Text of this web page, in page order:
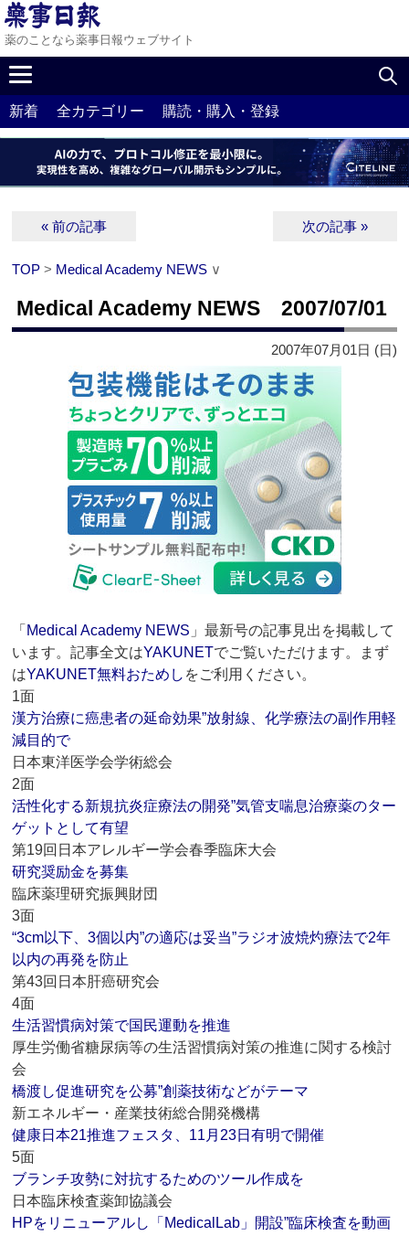
薬のことなら薬事日報ウェブサイト
新着 全カテゴリー 購読・購入・登録
« 前の記事 次の記事 »
TOP > Medical Academy NEWS ∨
Medical Academy NEWS 2007/07/01
2007年07月01日 (日)
「 Medical Academy NEWS 」最新号の記事見出を掲載して
います。記事全文はYAKUNETでご覧いただけます。まず
はYAKUNET無料おためし をご利用ください。
1面
漢方治療に癌患者の延命効果”放射線、化学療法の副作用軽
減目的で
日本東洋医学会学術総会
2面
活性化する新規抗炎症療法の開発”気管支喘息治療薬のター
ゲットとして有望
第19回日本アレルギー学会春季臨床大会
研究奨励金を募集
臨床薬理研究振興財団
3面
“3cm以下、3個以内”の適応は妥当”ラジオ波焼灼療法で2年
以内の再発を防止
第43回日本肝癌研究会
4面
生活習慣病対策で国民運動を推進
厚生労働省糖尿病等の生活習慣病対策の推進に関する検討
会
橋渡し促進研究を公募”創薬技術などがテーマ
新エネルギー・産業技術総合開発機構
健康日本21推進フェスタ、11月23日有明で開催
5面
ブランチ攻勢に対抗するためのツール作成を
日本臨床検査薬卸協議会
HPをリニューアルし「MedicalLab」開設”臨床検査を動画